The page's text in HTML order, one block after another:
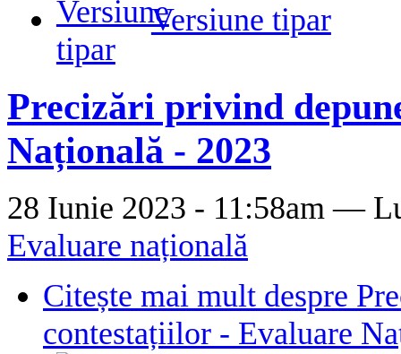
Versiune tipar
Precizări privind
Națională - 2023
28 Iunie 2023 - 11:58am —
Evaluare națională
Citește mai mult despre
contestațiilor - Evaluare